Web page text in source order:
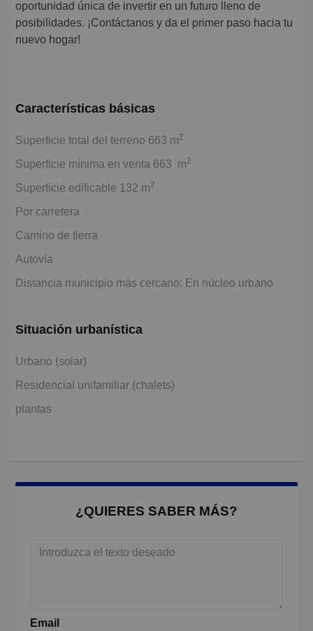
oportunidad única de invertir en un futuro lleno de
posibilidades. ¡Contáctanos y da el primer paso hacia tu
nuevo hogar!
Características básicas
Superficie total del terreno 663 m2
Superficie mínima en venta 663 m2
Superficie edificable 132 m2
Por carretera
Camino de tierra
Autovía
Distancia municipio más cercano: En núcleo urbano
Situación urbanística
Urbano (solar)
Residencial unifamiliar (chalets)
plantas
¿QUIERES SABER MÁS?
Email